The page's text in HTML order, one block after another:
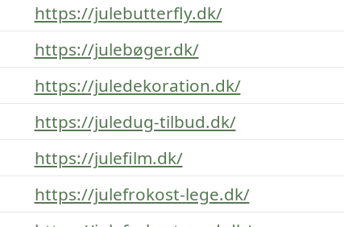
https://julebutterfly.dk/
https://julebøger.dk/
https://juledekoration.dk/
https://juledug-tilbud.dk/
https://julefilm.dk/
https://julefrokost-lege.dk/